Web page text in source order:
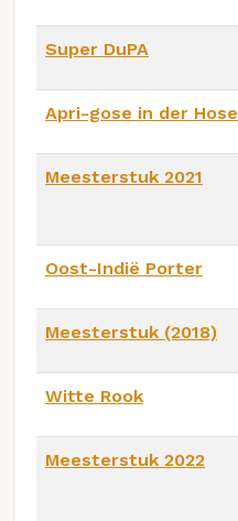
Super DuPA
Apri-gose in der Hose
Meesterstuk 2021
Oost-Indië Porter
Meesterstuk (2018)
Witte Rook
Meesterstuk 2022